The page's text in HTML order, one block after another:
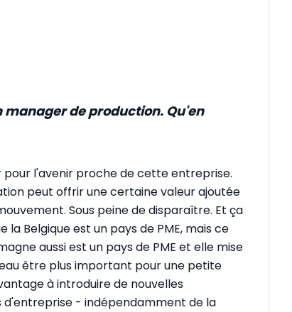
de production. Qu'en
pour l'avenir proche de cette entreprise.
peut offrir une certaine valeur ajoutée
Sous peine de disparaître. Et ça
Belgique est un pays de PME, mais ce
aussi est un pays de PME et elle mise
être plus important pour une petite
à introduire de nouvelles
d'entreprise - indépendamment de la